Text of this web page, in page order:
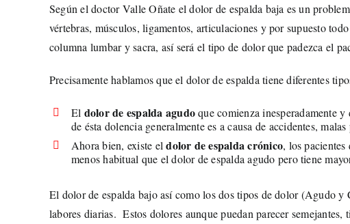
Según el doctor Valle Oñate el dolor de espalda baja es un
vértebras, músculos, ligamentos, articulaciones y por supuesto
columna lumbar y sacra, así será el tipo de dolor que padezca el
Precisamente hablamos que el dolor de espalda tiene diferentes
El dolor de espalda agudoque comienza inesperadamente
de ésta dolencia generalmente es a causa de accidentes,
Ahora bien, existe eldolor de espalda crónico, los pacientes
menos habitual que el dolor de espalda agudo pero tiene
El dolor de espalda bajo así como los dos tipos de dolor (Agudo
labores diarias. Estos dolores aunque puedan parecer